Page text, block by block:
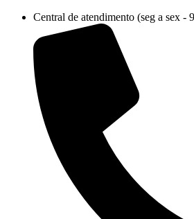
conteúdo
Central de atendimento (seg a sex -